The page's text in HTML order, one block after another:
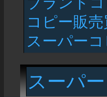
コピー販売
スーパー
スーパ